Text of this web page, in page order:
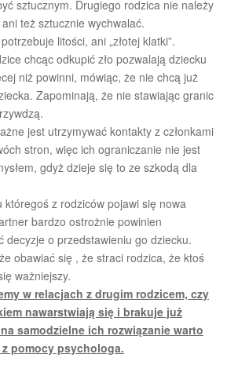
sztucznym. Drugiego rodzica nie należy
też sztucznie wychwalać.
litości, ani „złotej klatki”.
chcąc odkupić zło pozwalają dziecku
niż powinni, mówiąc, że nie chcą już
Zapominają, że nie stawiając granic
jest utrzymywać kontakty z członkami
stron, więc ich ograniczanie nie jest
gdyż dzieje się to ze szkodą dla
któregoś z rodziców pojawi się nowa
bardzo ostrożnie powinien
decyzje o przedstawieniu go dziecku.
obawiać się , że straci rodzica, że ktoś
ważniejszy.
w relacjach z drugim rodzicem, czy
nawarstwiają się i brakuje już
samodzielne ich rozwiązanie warto
pomocy psychologa.